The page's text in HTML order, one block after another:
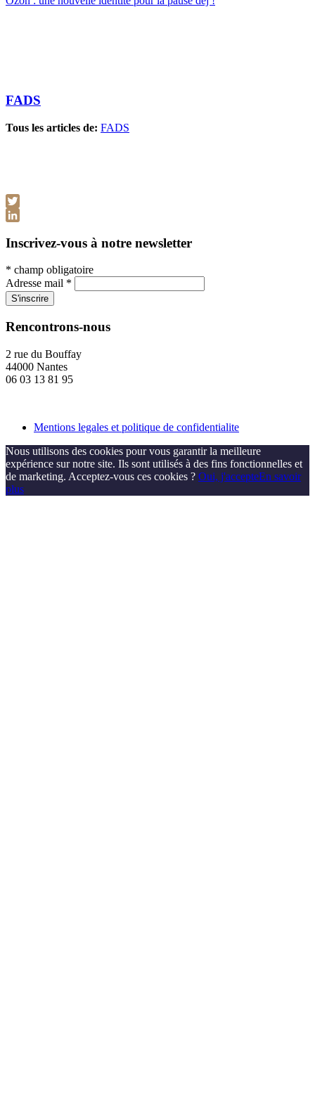
FADS
Tous les articles de: FADS
Twitter
Inscrivez-vous à notre newsletter
* champ obligatoire
Adresse mail *
Rencontrons-nous
2 rue du Bouffay
44000 Nantes
06 03 13 81 95
Mentions legales et politique de confidentialite
Nous utilisons des cookies pour vous garantir la meilleure
expérience sur notre site. Ils sont utilisés à des fins fonctionnelles et
de marketing. Acceptez-vous ces cookies ? Oui, j'accepteEn savoir
plus